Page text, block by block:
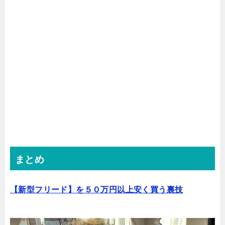
まとめ
【新型フリード】を５０万円以上安く買う裏技